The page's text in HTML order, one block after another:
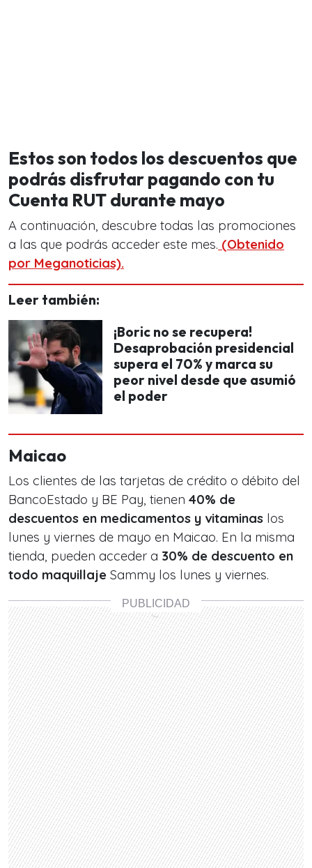
Estos son todos los descuentos que
podrás disfrutar pagando con tu
Cuenta RUT durante mayo
A continuación, descubre todas las promociones
a las que podrás acceder este mes. (Obtenido
por Meganoticias).
Leer también:
¡Boric no se recupera!
Desaprobación presidencial
supera el 70% y marca su
peor nivel desde que asumió
el poder
Maicao
Los clientes de las tarjetas de crédito o débito del
BancoEstado y BE Pay, tienen 40% de
descuentos en medicamentos y vitaminas los
lunes y viernes de mayo en Maicao. En la misma
tienda, pueden acceder a 30% de descuento en
todo maquillaje Sammy los lunes y viernes.